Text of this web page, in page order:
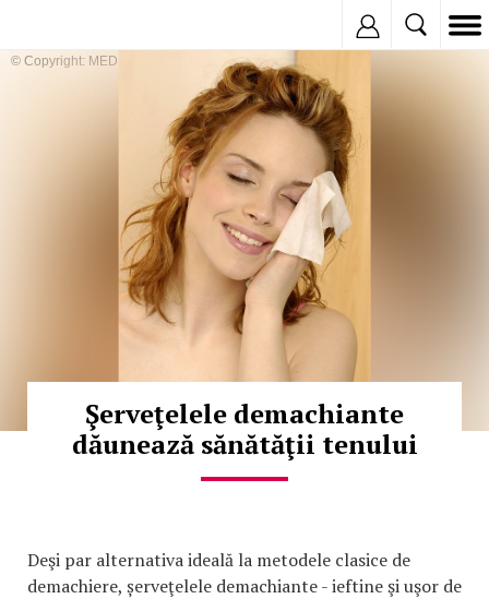
© Copyright: MEDIAFAX
Şerveţelele demachiante
dăunează sănătăţii tenului
Deşi par alternativa ideală la metodele clasice de
demachiere, șerveţelele demachiante - ieftine şi uşor de